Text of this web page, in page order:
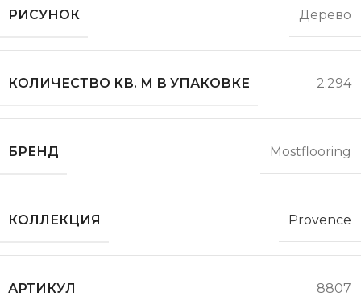
РИСУНОК Дерево
КОЛИЧЕСТВО КВ. М В УПАКОВКЕ 2.294
БРЕНД Mostflooring
КОЛЛЕКЦИЯ Provence
АРТИКУЛ 8807